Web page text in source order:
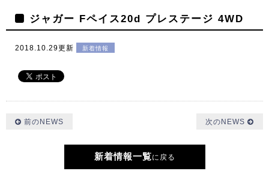
ジャガー Fペイス20d プレステージ 4WD
2018.10.29更新 新着情報
前のNEWS 次のNEWS
新着情報一覧に戻る